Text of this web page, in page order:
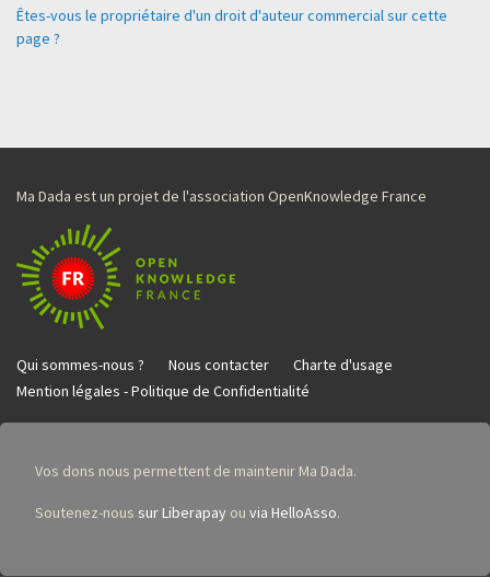
Êtes-vous le propriétaire d'un droit d'auteur commercial sur cette
page ?
Ma Dada est un projet de l'association OpenKnowledge France
Qui sommes-nous ? Nous contacter
Charte d'usage
Mention légales - Politique de Confidentialité
Vos dons nous permettent de maintenir Ma Dada.
Soutenez-nous sur Liberapay ou via HelloAsso.